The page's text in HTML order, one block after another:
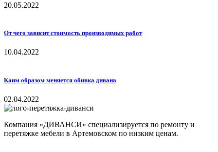
20.05.2022
От чего зависит стоимость производимых работ
10.04.2022
Каим образом меняется обивка дивана
02.04.2022
Компания «ДИВАНСИ» специализируется по ремонту и
перетяжке мебели в Артемовском по низким ценам.